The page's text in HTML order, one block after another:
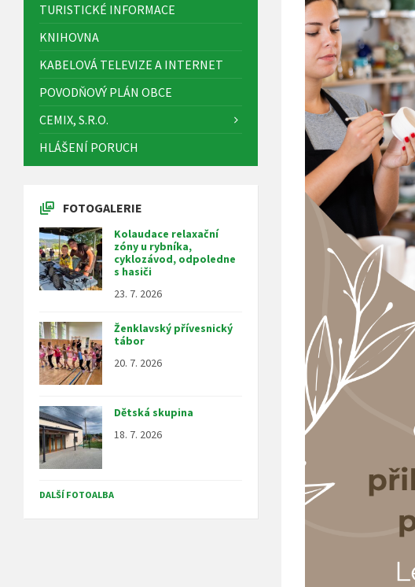
TURISTICKÉ INFORMACE
KNIHOVNA
KABELOVÁ TELEVIZE A INTERNET
POVODŇOVÝ PLÁN OBCE
CEMIX, S.R.O.
HLÁŠENÍ PORUCH
FOTOGALERIE
Kolaudace relaxační
zóny u rybníka,
cyklozávod, odpoledne
s hasiči
23. 7. 2026
Ženklavský přívesnický
tábor
20. 7. 2026
Dětská skupina
18. 7. 2026
DALŠÍ FOTOALBA